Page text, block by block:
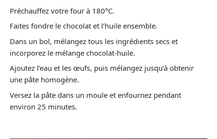
Préchauffez votre four à 180°C.
Faites fondre le chocolat et l’huile ensemble.
Dans un bol, mélangez tous les ingrédients secs et
incorporez le mélange chocolat-huile.
Ajoutez l’eau et les œufs, puis mélangez jusqu’à obtenir
une pâte homogène.
Versez la pâte dans un moule et enfournez pendant
environ 25 minutes.